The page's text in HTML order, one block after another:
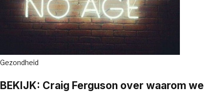
Gezondheid
BEKIJK: Craig Ferguson over waarom we